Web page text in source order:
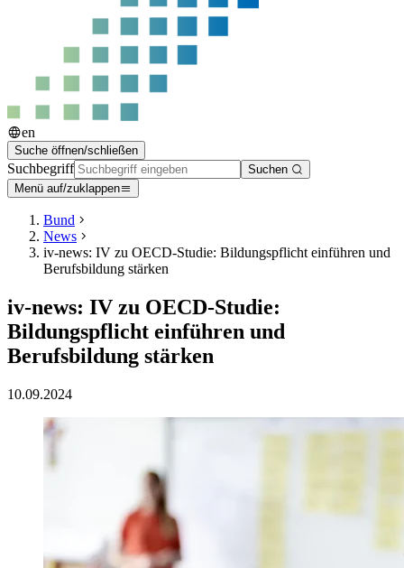
en
Suche öffnen/schließen
Suchbegriff
Suchen
Menü auf/zuklappen
Bund
News
iv-news: IV zu OECD-Studie: Bildungspflicht einführen und
Berufsbildung stärken
iv-news: IV zu OECD-Studie:
Bildungspflicht einführen und
Berufsbildung stärken
10.09.2024